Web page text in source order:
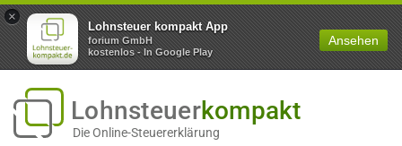
×
Lohnsteuer kompakt App
forium GmbH
kostenlos - In Google Play
Ansehen
Lohnsteuerkompakt
Die Online-Steuererklärung